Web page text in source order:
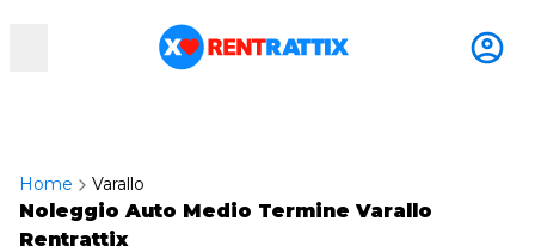
RentRattix
Home Varallo
Noleggio Auto Medio Termine Varallo
Rentrattix